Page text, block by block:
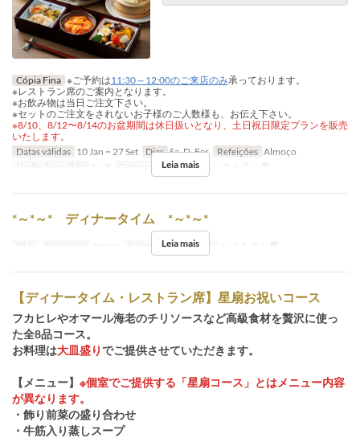
Cópia Fina ※ご予約は11:30～12:00のご来店のみ承っております。
※レストラン席のご案内となります。
※お飲み物は当日ご注文下さい。
※セットのご注文をされないお子様のご人数様も、お伝え下さい。
※8/10、8/12〜8/14のお盆期間は休日扱いとなり、土日祝日限定プランを販売
いたします。
Datas válidas 10 Jan ~ 27 Set Dias Sa, D, Fer Refeições Almoço
Limite de pedido
1 ~ 8 Categoria de Assento レストラン席
Leia mais
*～*～* ディナータイム *～*～*
Dias Refeições Jantar Categoria de Assento レストラン席
Leia mais
【ディナータイム・レストラン席】星扇お祝いコース
フカヒレやオマール海老のチリソースなど高級食材を贅沢に使っ
た全8品コース。
お料理は大皿盛りでご提供させていただきます。
【メニュー】 ※個室でご提供する「星扇コース」とはメニュー内容
が異なります。
・飾り前菜の盛り合わせ
・牛筋入り蒸しスープ